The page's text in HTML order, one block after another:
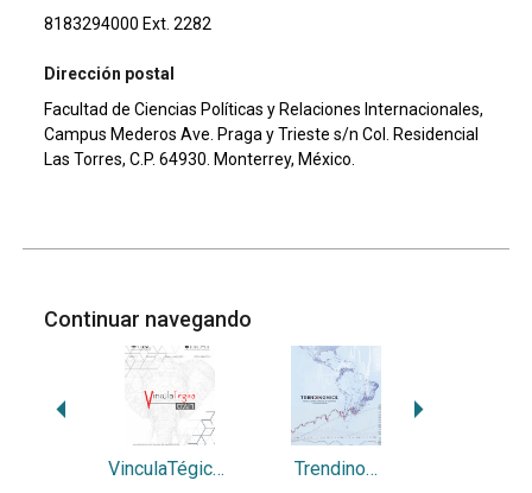
8183294000 Ext. 2282
Dirección postal
Facultad de Ciencias Políticas y Relaciones Internacionales,
Campus Mederos Ave. Praga y Trieste s/n Col. Residencial
Las Torres, C.P. 64930. Monterrey, México.
Continuar navegando
VinculaTégica EFAN Trendinomics